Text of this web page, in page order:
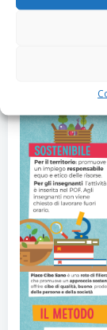
poster con le